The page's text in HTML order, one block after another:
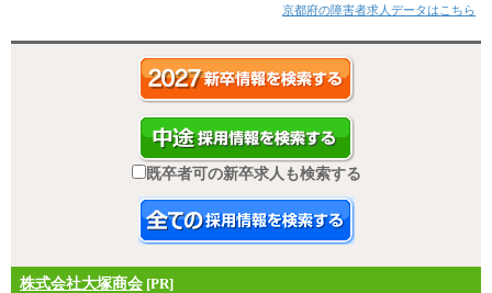
京都府の障害者求人データはこちら
既卒者可の新卒求人も検索する
株式会社大塚商会 [PR]